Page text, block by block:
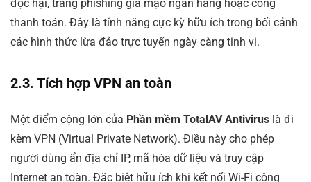
độc hại, trang phishing giả mạo ngân hàng hoặc cổng
thanh toán. Đây là tính năng cực kỳ hữu ích trong bối cảnh
các hình thức lừa đảo trực tuyến ngày càng tinh vi.
2.3. Tích hợp VPN an toàn
Một điểm cộng lớn của Phần mềm TotalAV Antivirus là đi
kèm VPN (Virtual Private Network). Điều này cho phép
người dùng ẩn địa chỉ IP, mã hóa dữ liệu và truy cập
Internet an toàn. Đặc biệt hữu ích khi kết nối Wi-Fi công